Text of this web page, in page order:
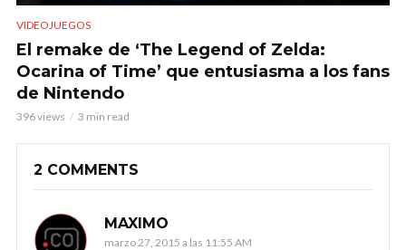
VIDEOJUEGOS
El remake de ‘The Legend of Zelda:
Ocarina of Time’ que entusiasma a los fans
de Nintendo
396 views 3 min read
2 COMMENTS
MAXIMO
marzo 27, 2015 a las 11:55 AM